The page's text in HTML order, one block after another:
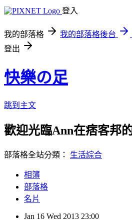
登入
我的部落格 我的部落格後台
登出
快樂の足
跳到主文
歡迎光臨Ann在痞客邦
部落格全站分類： 生活綜合
相簿
部落格
名片
Jan 16 Wed 2013 23:00